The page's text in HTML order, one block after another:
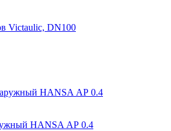
Victaulic, DN100
HANSA АР 0.4